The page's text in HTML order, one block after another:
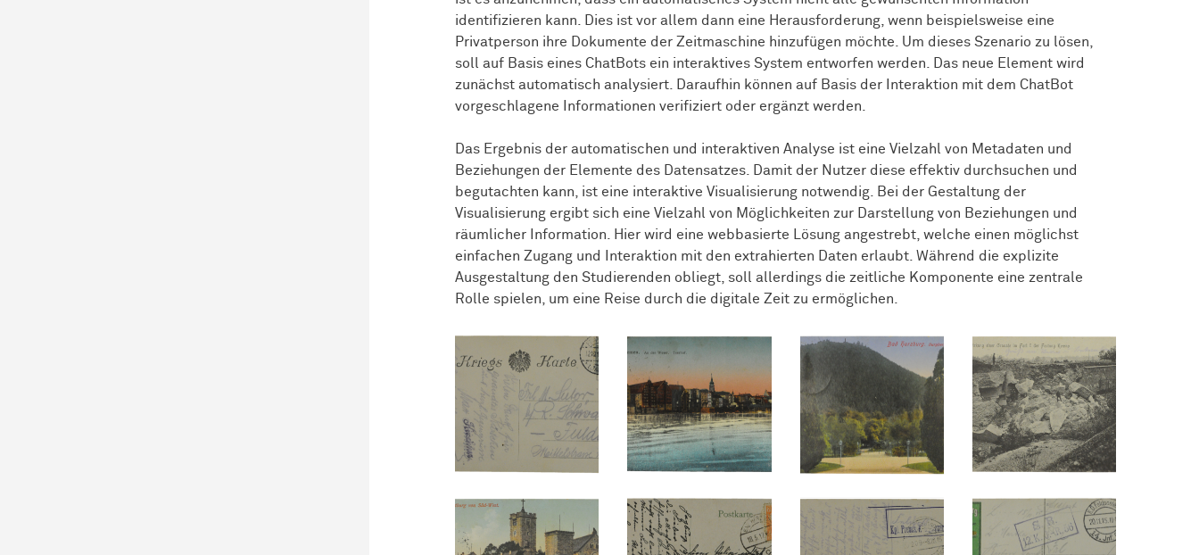
identifizieren kann. Dies ist vor allem dann eine Herausforderung, wenn beispielsweise eine
Privatperson ihre Dokumente der Zeitmaschine hinzufügen möchte. Um dieses Szenario zu lösen,
soll auf Basis eines ChatBots ein interaktives System entworfen werden. Das neue Element wird
zunächst automatisch analysiert. Daraufhin können auf Basis der Interaktion mit dem ChatBot
vorgeschlagene Informationen verifiziert oder ergänzt werden.
Das Ergebnis der automatischen und interaktiven Analyse ist eine Vielzahl von Metadaten und
Beziehungen der Elemente des Datensatzes. Damit der Nutzer diese effektiv durchsuchen und
begutachten kann, ist eine interaktive Visualisierung notwendig. Bei der Gestaltung der
Visualisierung ergibt sich eine Vielzahl von Möglichkeiten zur Darstellung von Beziehungen und
räumlicher Information. Hier wird eine webbasierte Lösung angestrebt, welche einen möglichst
einfachen Zugang und Interaktion mit den extrahierten Daten erlaubt. Während die explizite
Ausgestaltung den Studierenden obliegt, soll allerdings die zeitliche Komponente eine zentrale
Rolle spielen, um eine Reise durch die digitale Zeit zu ermöglichen.